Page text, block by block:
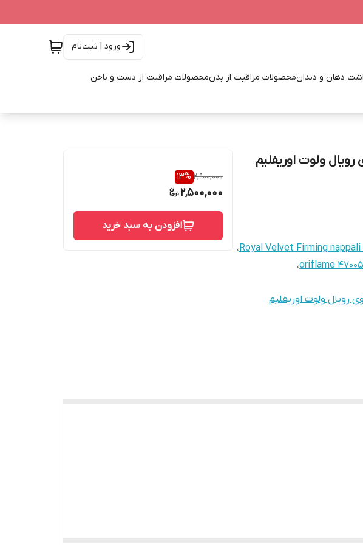
ورود | ثبت‌نام
دهان و دندانمحصولات مراقبت از بدنمحصولات مراقبت از دست و ناخن
ولوت اوریفلیم
Royal Velvet Firming nappali،
oriflame 47005،
رویال ولوت اوریفلیم
2,900,000
13%
2,500,000
افزودن به سبد خرید